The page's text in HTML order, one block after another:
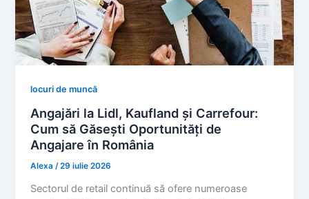
locuri de muncă
Angajări la Lidl, Kaufland și Carrefour:
Cum să Găsești Oportunități de
Angajare în România
Alexa/29 iulie 2026
Sectorul de retail continuă să ofere numeroase